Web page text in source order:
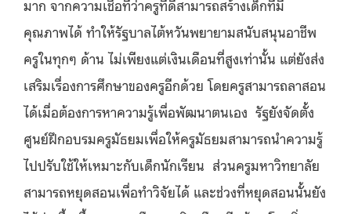
มาก จากความเชื่อที่ว่าครูที่ดีสามารถสร้างเด็กที่มี
คุณภาพได้ ทำให้รัฐบาลไต้หวันพยายามสนับสนุนอาชีพ
ครูในทุกๆ ด้าน ไม่เพียงแต่เงินเดือนที่สูงเท่านั้น แต่ยังส่ง
เสริมเรื่องการศึกษาของครูอีกด้วย โดยครูสามารถลาสอน
ได้เมื่อต้องการหาความรู้เพื่อพัฒนาตนเอง รัฐยังจัดตั้ง
ศูนย์ฝึกอบรมครูมัธยมเพื่อให้ครูมัธยมสามารถนำความรู้
ไปปรับใช้ให้เหมาะกับเด็กนักเรียน ส่วนครูมหาวิทยาลัย
สามารถหยุดสอนเพื่อทำวิจัยได้ และช่วงที่หยุดสอนนั้นยัง